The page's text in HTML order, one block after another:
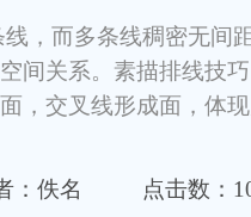
，而多条线稠密无间
间关系。素描排线技
，交叉线形成面，体
：佚名 点击数：